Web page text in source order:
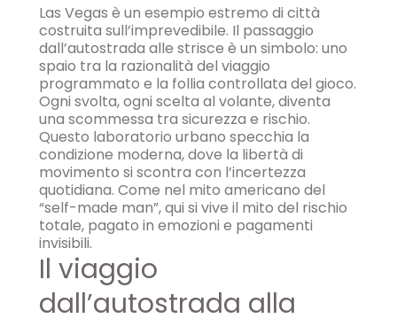
Las Vegas è un esempio estremo di città
costruita sull’imprevedibile. Il passaggio
dall’autostrada alle strisce è un simbolo: uno
spaio tra la razionalità del viaggio
programmato e la follia controllata del gioco.
Ogni svolta, ogni scelta al volante, diventa
una scommessa tra sicurezza e rischio.
Questo laboratorio urbano specchia la
condizione moderna, dove la libertà di
movimento si scontra con l’incertezza
quotidiana. Come nel mito americano del
“self-made man”, qui si vive il mito del rischio
totale, pagato in emozioni e pagamenti
invisibili.
Il viaggio
dall’autostrada alla